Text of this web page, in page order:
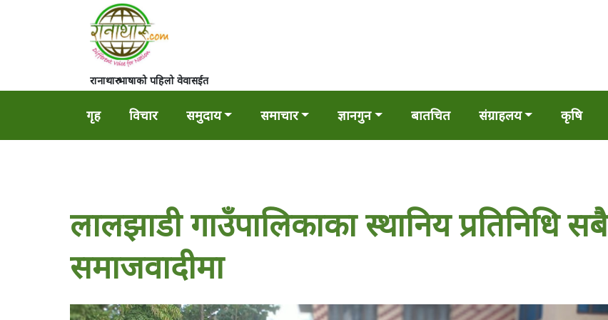
रानाथारु भाषाको पहिलो वेवासईत
गृह विचार समुदाय समाचार ज्ञानगुन बातचित संग्राहलय कृषि
लालझाडी गाउँपालिकाका स्थानिय प्रतिनिधि सबै
समाजवादीमा